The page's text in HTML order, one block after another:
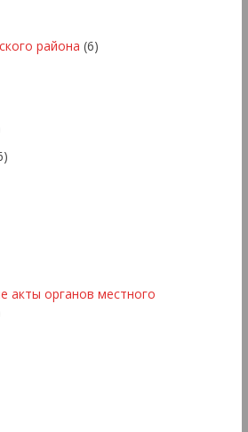
района (6)
акты органов местного